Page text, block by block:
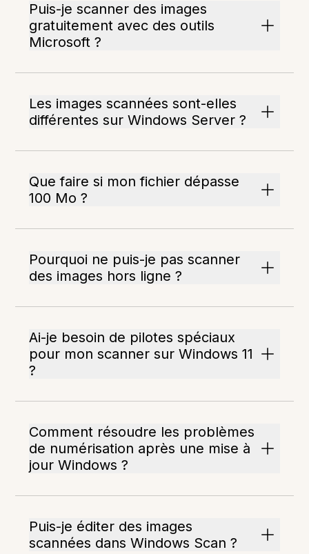
Puis-je scanner des images
gratuitement avec des outils
Microsoft ?
Les images scannées sont-elles
différentes sur Windows Server ?
Que faire si mon fichier dépasse
100 Mo ?
Pourquoi ne puis-je pas scanner
des images hors ligne ?
Ai-je besoin de pilotes spéciaux
pour mon scanner sur Windows 11
?
Comment résoudre les problèmes
de numérisation après une mise à
jour Windows ?
Puis-je éditer des images
scannées dans Windows Scan ?